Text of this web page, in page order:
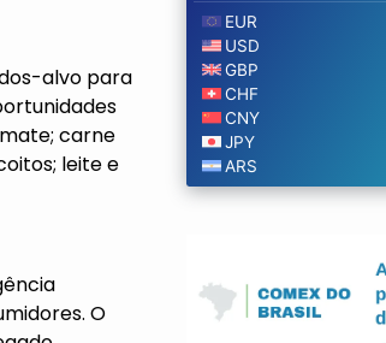
alvo para
carne
leite e
O